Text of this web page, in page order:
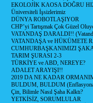
EKOLOJİK KAOSA DOĞRU
Üniversiteli İşsizlerimiz
DÜNYA ROBOTLAŞIYOR
CHP’yi Tartışmak Çok Güzel
VATANDAŞ DARALDI!!
VATANDAŞA ve HÜKÜMETE
CUMHURBAŞKANIMIZI
TARIM ŞURASI 2-3
TÜRKİYE ve ABD, NEREYE?
ADALET ARAYIŞI!!
2019 DA NE KADAR
BULDUM, BULDUM
Çin, Bilimle Nasıl Şaha Kalktı?
YETKİSİZ, SORUMLULAR